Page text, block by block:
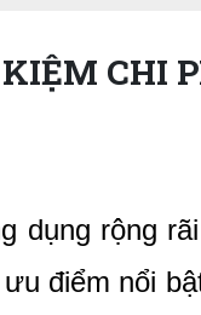
CHI
dụng rộng
điểm nổi